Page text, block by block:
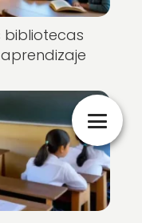
bibliotecas